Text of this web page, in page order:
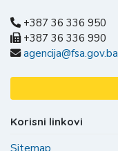
+387 36 336 950
+387 36 336 990
agencija@fsa.gov.ba
Korisni linkovi
Sitemap